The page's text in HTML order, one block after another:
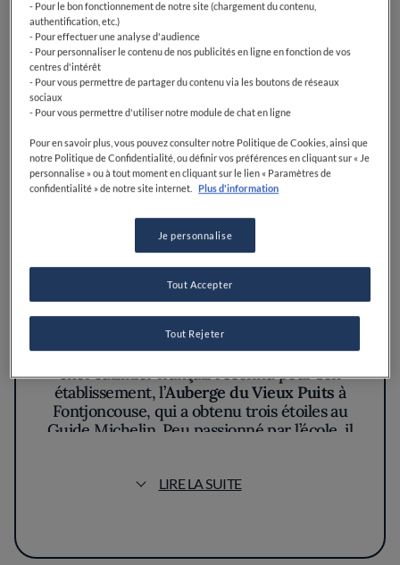
Chef
La biographie de Gilles
Goujon
Gilles Goujon, né en 1961 à Bourges, est un
chef cuisinier français reconnu pour son
établissement, l’Auberge du Vieux Puits à
Fontjoncouse, qui a obtenu trois étoiles au
Guide Michelin. Peu passionné par l’école, il
envie de travailler dans la restauration.
LIRE LA SUITE
- Pour le bon fonctionnement de notre site (chargement du contenu,
authentification, etc.)
- Pour effectuer une analyse d'audience
- Pour personnaliser le contenu de nos publicités en ligne en fonction de vos
centres d'intérêt
- Pour vous permettre de partager du contenu via les boutons de réseaux
sociaux
- Pour vous permettre d'utiliser notre module de chat en ligne
Pour en savoir plus, vous pouvez consulter notre Politique de Cookies, ainsi que
notre Politique de Confidentialité, ou définir vos préférences en cliquant sur « Je
personnalise » ou à tout moment en cliquant sur le lien « Paramètres de
confidentialité » de notre site internet.
Plus d'information
Je personnalise
Tout Rejeter
Tout Accepter